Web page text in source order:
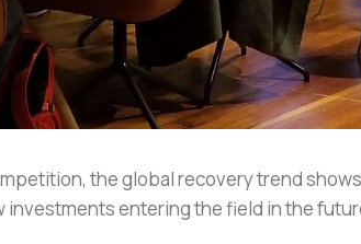
the global recovery trend
investments entering the field in the